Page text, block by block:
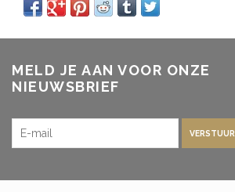
MELD JE AAN VOOR ONZE
NIEUWSBRIEF
VERSTUUR